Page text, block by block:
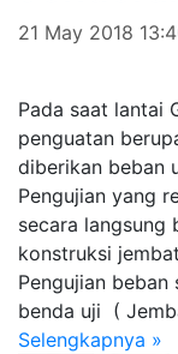
21 May 2018
Pada saat lantai
penguatan
diberikan beban
Pengujian yang
secara langsung
konstruksi
Pengujian
benda uji (
Selengkapnya »